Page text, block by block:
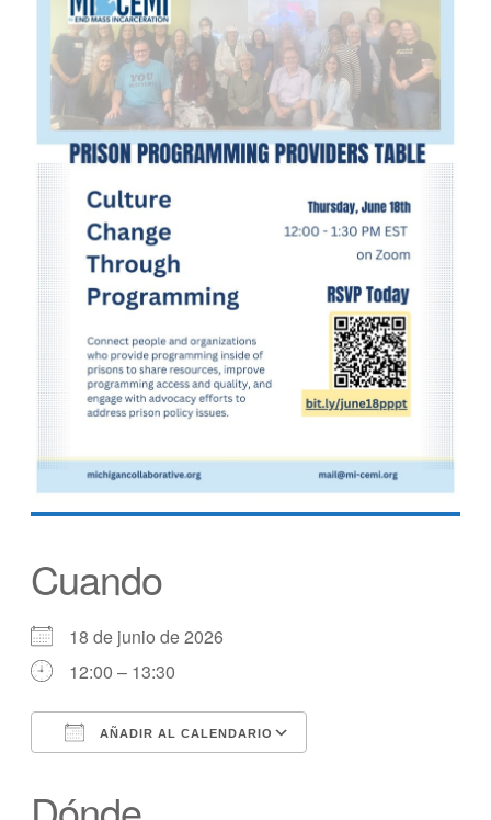
Cuando
18 de junio de 2026
12:00 – 13:30
AÑADIR AL CALENDARIO